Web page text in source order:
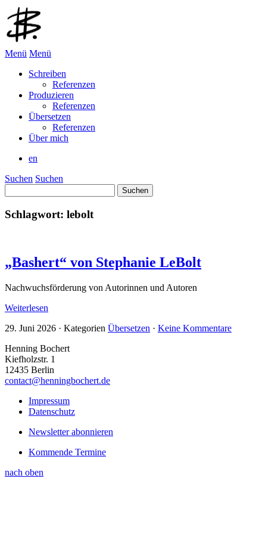
Menü Menü
Schreiben
Referenzen
Produzieren
Referenzen
Übersetzen
Referenzen
Über mich
en
Suchen Suchen
nach:
Schlagwort: lebolt
„Bashert“ von Stephanie LeBolt
Nachwuchsförderung von Autorinnen und Autoren
Weiterlesen
29. Juni 2026 · Kategorien Übersetzen · Keine Kommentare
Henning Bochert
Kiefholzstr. 1
12435 Berlin
contact@henningbochert.de
Impressum
Datenschutz
Newsletter abonnieren
Kommende Termine
nach oben